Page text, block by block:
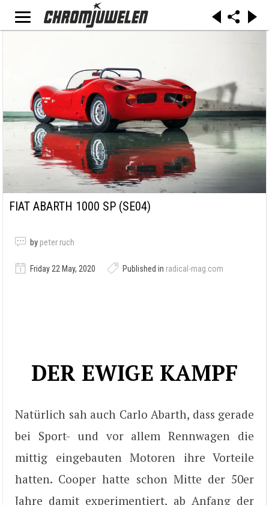
FIAT ABARTH 1000 SP (SE04)
by peter ruch
Friday 22 May, 2020 Published in radical-mag.com
DER EWIGE KAMPF
Natürlich sah auch Carlo Abarth, dass gerade
bei Sport- und vor allem Rennwagen die
mittig eingebauten Motoren ihre Vorteile
hatten. Cooper hatte schon Mitte der 50er
Jahre damit experimentiert, ab Anfang der